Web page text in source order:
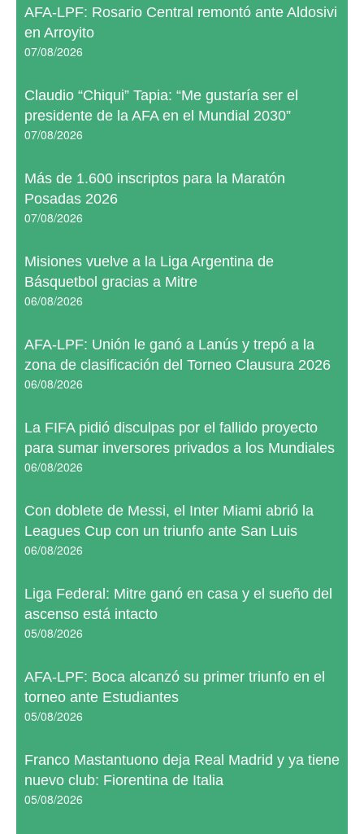
AFA-LPF: Rosario Central remontó ante Aldosivi
en Arroyito
07/08/2026
Claudio “Chiqui” Tapia: “Me gustaría ser el
presidente de la AFA en el Mundial 2030”
07/08/2026
Más de 1.600 inscriptos para la Maratón
Posadas 2026
07/08/2026
Misiones vuelve a la Liga Argentina de
Básquetbol gracias a Mitre
06/08/2026
AFA-LPF: Unión le ganó a Lanús y trepó a la
zona de clasificación del Torneo Clausura 2026
06/08/2026
La FIFA pidió disculpas por el fallido proyecto
para sumar inversores privados a los Mundiales
06/08/2026
Con doblete de Messi, el Inter Miami abrió la
Leagues Cup con un triunfo ante San Luis
06/08/2026
Liga Federal: Mitre ganó en casa y el sueño del
ascenso está intacto
05/08/2026
AFA-LPF: Boca alcanzó su primer triunfo en el
torneo ante Estudiantes
05/08/2026
Franco Mastantuono deja Real Madrid y ya tiene
nuevo club: Fiorentina de Italia
05/08/2026